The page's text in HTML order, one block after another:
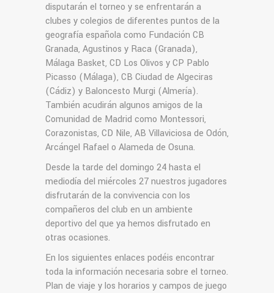
disputarán el torneo y se enfrentarán a
clubes y colegios de diferentes puntos de la
geografía española como Fundación CB
Granada, Agustinos y Raca (Granada),
Málaga Basket, CD Los Olivos y CP Pablo
Picasso (Málaga), CB Ciudad de Algeciras
(Cádiz) y Baloncesto Murgi (Almería).
También acudirán algunos amigos de la
Comunidad de Madrid como Montessori,
Corazonistas, CD Nile, AB Villaviciosa de Odón,
Arcángel Rafael o Alameda de Osuna.
Desde la tarde del domingo 24 hasta el
mediodía del miércoles 27 nuestros jugadores
disfrutarán de la convivencia con los
compañeros del club en un ambiente
deportivo del que ya hemos disfrutado en
otras ocasiones.
En los siguientes enlaces podéis encontrar
toda la información necesaria sobre el torneo.
Plan de viaje y los horarios y campos de juego